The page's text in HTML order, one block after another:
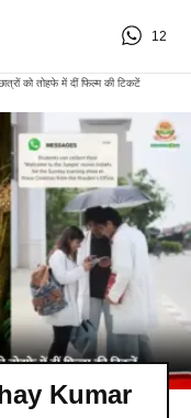
12
को तोहफे में दीं फिल्म की टिकटें
Kumar